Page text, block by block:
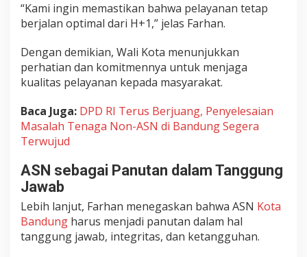
“Kami ingin memastikan bahwa pelayanan tetap
berjalan optimal dari H+1,” jelas Farhan.
Dengan demikian, Wali Kota menunjukkan
perhatian dan komitmennya untuk menjaga
kualitas pelayanan kepada masyarakat.
Baca Juga: DPD RI Terus Berjuang, Penyelesaian
Masalah Tenaga Non-ASN di Bandung Segera
Terwujud
ASN sebagai Panutan dalam Tanggung
Jawab
Lebih lanjut, Farhan menegaskan bahwa ASN Kota
Bandung harus menjadi panutan dalam hal
tanggung jawab, integritas, dan ketangguhan.